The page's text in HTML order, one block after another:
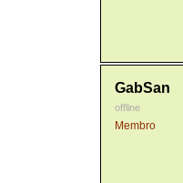
GabSan
offline
Membro